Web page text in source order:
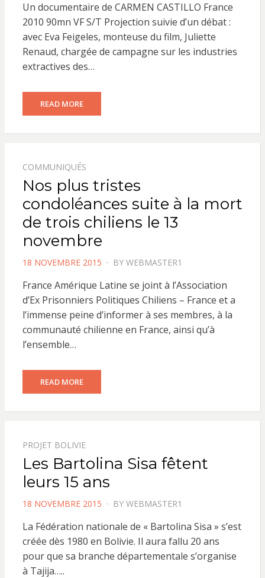
Un documentaire de CARMEN CASTILLO France
2010 90mn VF S/T Projection suivie d’un débat :
avec Eva Feigeles, monteuse du film, Juliette
Renaud, chargée de campagne sur les industries
extractives des…
READ MORE
COMMUNIQUÉS
Nos plus tristes
condoléances suite à la mort
de trois chiliens le 13
novembre
POSTED
18 NOVEMBRE 2015 BY WEBMASTER1
France Amérique Latine se joint à l’Association
d’Ex Prisonniers Politiques Chiliens – France et a
l’immense peine d’informer à ses membres, à la
communauté chilienne en France, ainsi qu’à
l’ensemble…
READ MORE
PROJET BOLIVIE
Les Bartolina Sisa fêtent
leurs 15 ans
POSTED
18 NOVEMBRE 2015 BY WEBMASTER1
La Fédération nationale de « Bartolina Sisa » s’est
créée dès 1980 en Bolivie. Il aura fallu 20 ans
pour que sa branche départementale s’organise
à Tajija…..